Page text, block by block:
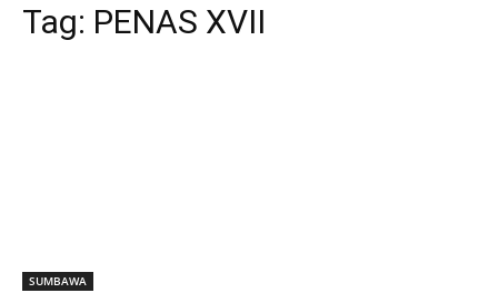
Tag: PENAS XVII
SUMBAWA